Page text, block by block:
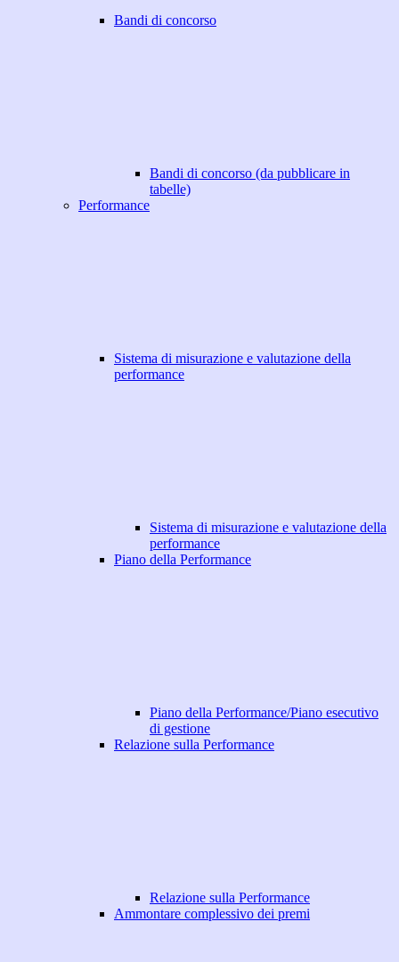
Bandi di concorso
Bandi di concorso (da pubblicare in
tabelle)
Performance
Sistema di misurazione e valutazione della
performance
Sistema di misurazione e valutazione della
performance
Piano della Performance
Piano della Performance/Piano esecutivo
di gestione
Relazione sulla Performance
Relazione sulla Performance
Ammontare complessivo dei premi